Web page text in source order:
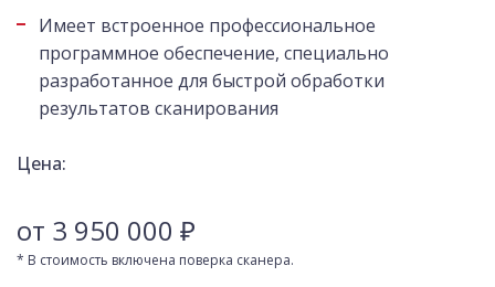
Имеет встроенное профессиональное
программное обеспечение, специально
разработанное для быстрой обработки
результатов сканирования
Цена:
от 3 950 000 ₽
* В стоимость включена поверка сканера.